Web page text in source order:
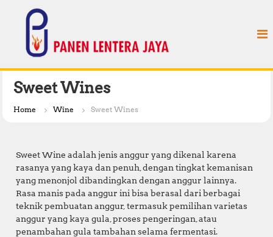
o
n
r
a
J
a
y
a
Sweet Wines
Home Wine Sweet Wines
Sweet Wine adalah jenis anggur yang dikenal karena
rasanya yang kaya dan penuh, dengan tingkat kemanisan
yang menonjol dibandingkan dengan anggur lainnya.
Rasa manis pada anggur ini bisa berasal dari berbagai
teknik pembuatan anggur, termasuk pemilihan varietas
anggur yang kaya gula, proses pengeringan, atau
penambahan gula tambahan selama fermentasi.